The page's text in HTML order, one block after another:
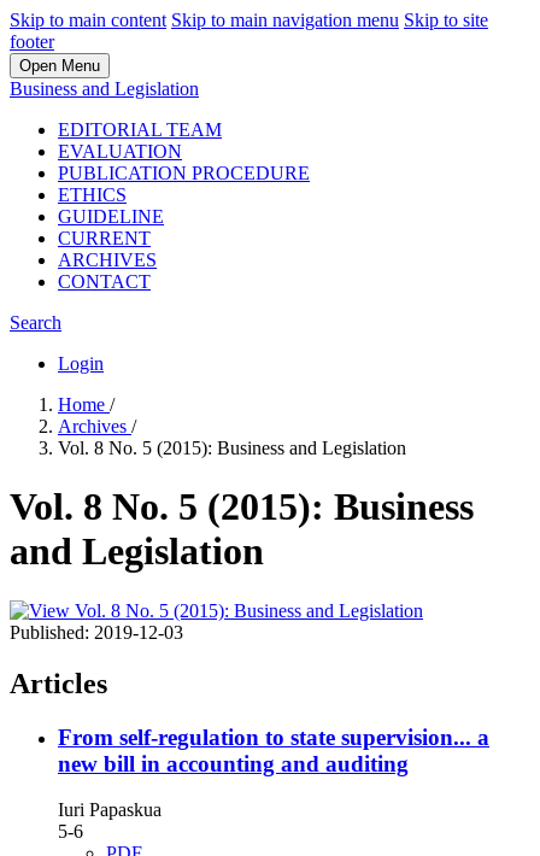
Skip to main content Skip to main navigation menu Skip to site
footer
Open Menu
Business and Legislation
EDITORIAL TEAM
EVALUATION
PUBLICATION PROCEDURE
ETHICS
GUIDELINE
CURRENT
ARCHIVES
CONTACT
Search
Login
Home /
Archives /
Vol. 8 No. 5 (2015): Business and Legislation
Vol. 8 No. 5 (2015): Business
and Legislation
Published: 2019-12-03
Articles
From self-regulation to state supervision... a
new bill in accounting and auditing
Iuri Papaskua
5-6